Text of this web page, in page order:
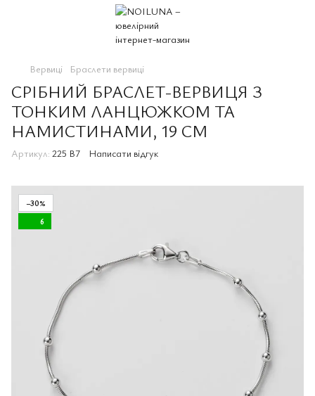
Вервиці Браслети вервиці
СРІБНИЙ БРАСЛЕТ-ВЕРВИЦЯ З
ТОНКИМ ЛАНЦЮЖКОМ ТА
НАМИСТИНАМИ, 19 СМ
Артикул: 225 B7 Написати відгук
−30%
6